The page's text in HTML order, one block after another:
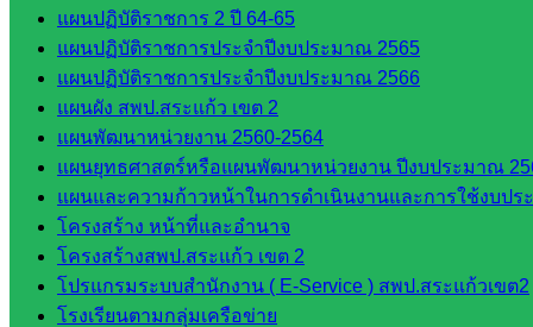
แผนปฏิบัติราชการ 2 ปี 64-65
แผนปฏิบัติราชการประจำปีงบประมาณ 2565
แผนปฏิบัติราชการประจำปีงบประมาณ 2566
แผนผัง สพป.สระแก้ว เขต 2
แผนพัฒนาหน่วยงาน 2560-2564
แผนยุทธศาสตร์หรือแผนพัฒนาหน่วยงาน ปีงบประมาณ
แผนและความก้าวหน้าในการดำเนินงานและการใช้งบป
โครงสร้าง หน้าที่และอำนาจ
โครงสร้างสพป.สระแก้ว เขต 2
โปรแกรมระบบสำนักงาน ( E-Service ) สพป.สระแก้วเขต2
โรงเรียนตามกลุ่มเครือข่าย
บริหาร
งานงาน
เงินและ
สินทรัพย์
กลุ่มน
โยบาย
และแผน
กลุ่มส่ง
เสริมการ
จัดการ
ศึกษา